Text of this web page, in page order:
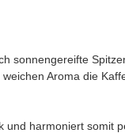
sonnengereifte
Aroma die
harmoniert somit